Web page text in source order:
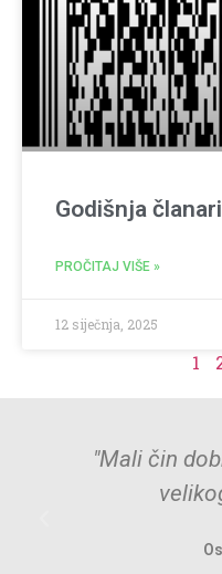
Godišnja
PROČITAJ VIŠE »
12 siječnja, 2025
1
"Mali čin